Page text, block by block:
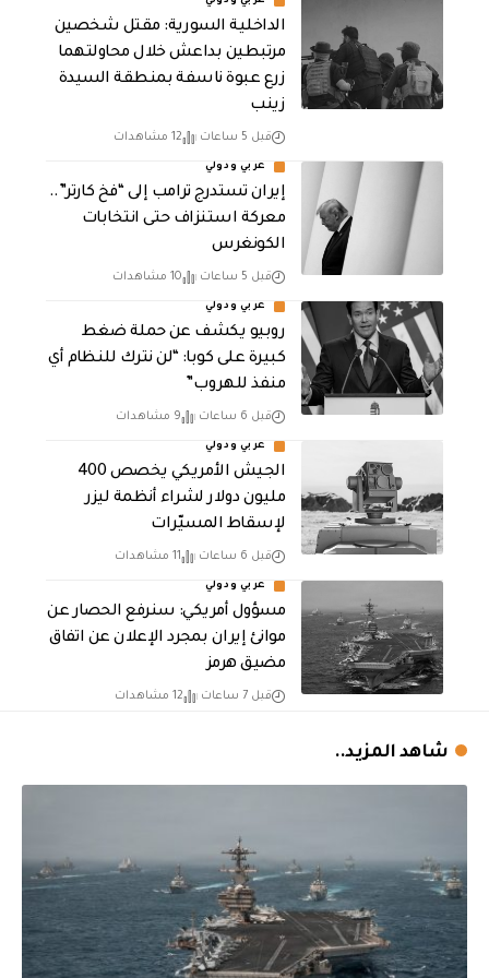
الداخلية السورية: مقتل شخصين
مرتبطين بداعش خلال محاولتهما
زرع عبوة ناسفة بمنطقة السيدة
زينب
قبل 5 ساعات 12 مشاهدات
عربي ودولي
إيران تستدرج ترامب إلى “فخ كارتر”..
معركة استنزاف حتى انتخابات
الكونغرس
قبل 5 ساعات 10 مشاهدات
عربي ودولي
روبيو يكشف عن حملة ضغط
كبيرة على كوبا: “لن نترك للنظام أي
منفذ للهروب”
قبل 6 ساعات 9 مشاهدات
عربي ودولي
الجيش الأمريكي يخصص 400
مليون دولار لشراء أنظمة ليزر
لإسقاط المسيّرات
قبل 6 ساعات 11 مشاهدات
عربي ودولي
مسؤول أمريكي: سنرفع الحصار عن
موانئ إيران بمجرد الإعلان عن اتفاق
مضيق هرمز
قبل 7 ساعات 12 مشاهدات
شاهد المزيد..